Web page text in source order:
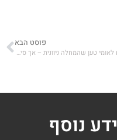
פוסט הבא
ביטוח לאומי טען שהמחלה ניוונית – אך סייעת שנפגעה מצעצוע קיבלה הכרה
נוסף